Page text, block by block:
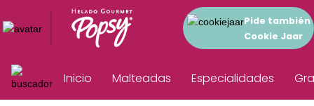
Pide también
Cookie Jaar
Inicio Malteadas Especialidades